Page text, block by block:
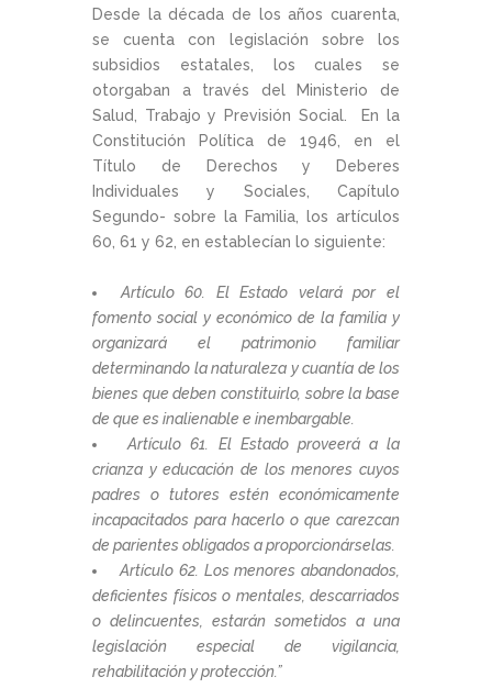
Desde la década de los años cuarenta,
se cuenta con legislación sobre los
subsidios estatales, los cuales se
otorgaban a través del Ministerio de
Salud, Trabajo y Previsión Social. En la
Constitución Política de 1946, en el
Título de Derechos y Deberes
Individuales y Sociales, Capítulo
Segundo- sobre la Familia, los artículos
60, 61 y 62, en establecían lo siguiente:
Artículo 60. El Estado velará por el
fomento social y económico de la familia y
organizará el patrimonio familiar
determinando la naturaleza y cuantía de los
bienes que deben constituirlo, sobre la base
de que es inalienable e inembargable.
Artículo 61. El Estado proveerá a la
crianza y educación de los menores cuyos
padres o tutores estén económicamente
incapacitados para hacerlo o que carezcan
de parientes obligados a proporcionárselas.
Artículo 62. Los menores abandonados,
deficientes físicos o mentales, descarriados
o delincuentes, estarán sometidos a una
legislación especial de vigilancia,
rehabilitación y protección.”